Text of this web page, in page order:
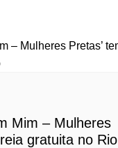
Mim – Mulheres
gratuita no Rio